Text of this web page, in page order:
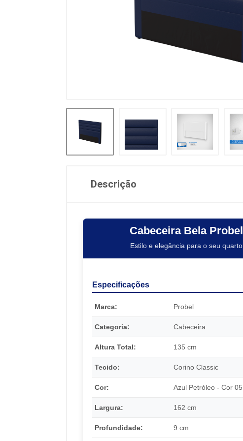
Descrição
Cabeceira Bela Probel
Estilo e elegância para o seu quarto
Especificações
Marca: Probel
Categoria: Cabeceira
Altura Total: 135 cm
Tecido: Corino Classic
Cor: Azul Petróleo - Cor 05
Largura: 162 cm
Profundidade: 9 cm